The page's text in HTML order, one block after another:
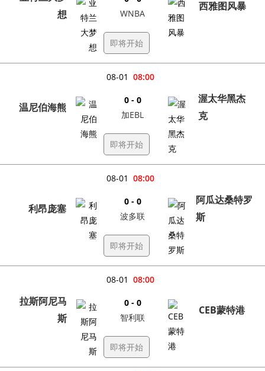
想
WNBA
西雅图风暴
即将开始
08:00
08-01
温尼伯海熊
0 - 0
加EBL
渥太华黑杰
克
即将开始
08:00
08-01
利昂庞塞
0 - 0
波多联
阿瓜达桑特罗
斯
即将开始
08:00
08-01
拉斯阿尼马
斯
0 - 0
智利联
CEB蒙特港
即将开始